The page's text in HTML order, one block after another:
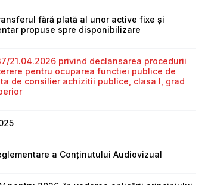
fără plată al unor active fixe și
propuse spre disponibilizare
21.04.2026 privind declansarea procedurii
pentru ocuparea functiei publice de
de consilier achizitii publice, clasa I, grad
a Conținutului Audiovizual